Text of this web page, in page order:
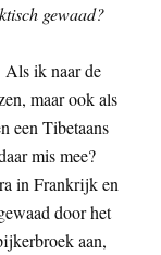
gewaad?
Als ik naar de
maar ook als
een Tibetaans
mis mee?
in Frankrijk en
door het
aan,